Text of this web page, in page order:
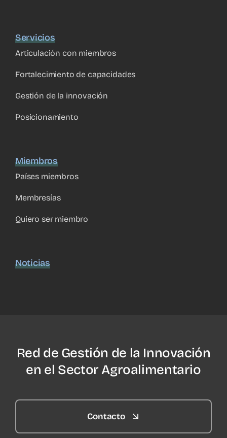
Servicios
Articulación con miembros
Fortalecimiento de capacidades
Gestión de la innovación
Posicionamiento
Miembros
Países miembros
Membresías
Quiero ser miembro
Noticias
Red de Gestión de la Innovación
en el Sector Agroalimentario
Contacto